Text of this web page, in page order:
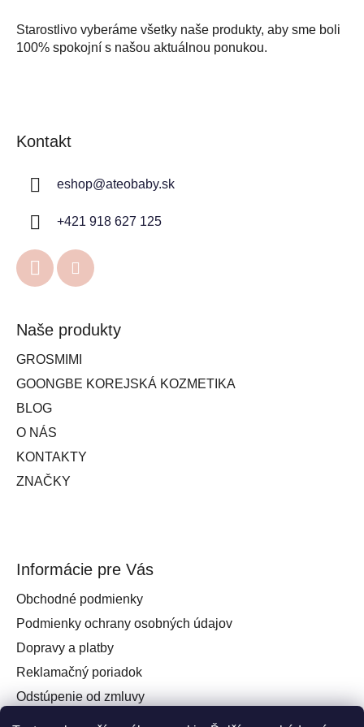
Starostlivo vyberáme všetky naše produkty, aby sme boli
100% spokojní s našou aktuálnou ponukou.
Kontakt
eshop@ateobaby.sk
+421 918 627 125
Naše produkty
GROSMIMI
GOONGBE KOREJSKÁ KOZMETIKA
BLOG
O NÁS
KONTAKTY
ZNAČKY
Informácie pre Vás
Obchodné podmienky
Podmienky ochrany osobných údajov
Dopravy a platby
Reklamačný poriadok
Odstúpenie od zmluvy
Práva spotrebiteľa na odstúpenie od zmluvy